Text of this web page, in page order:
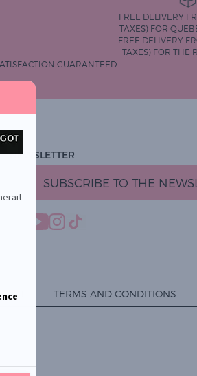
GUARANTEED
FREE DELIVERY
TAXES) FOR
FREE DELIVERY
TAXES) FOR THE
NEWSLETTER
SUBSCRIBE TO THE
TERMS AND CONDITIONS